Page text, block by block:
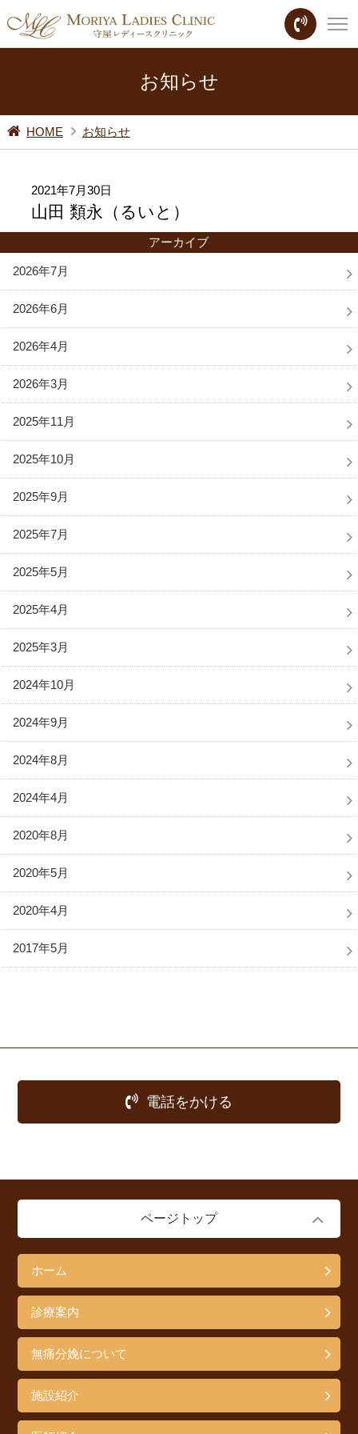
お知らせ
HOME お知らせ
2021年7月30日
山田 類永（るいと）
アーカイブ
2026年7月
2026年6月
2026年4月
2026年3月
2025年11月
2025年10月
2025年9月
2025年7月
2025年5月
2025年4月
2025年3月
2024年10月
2024年9月
2024年8月
2024年4月
2020年8月
2020年5月
2020年4月
2017年5月
電話をかける
ページトップ
ホーム
診療案内
無痛分娩について
施設紹介